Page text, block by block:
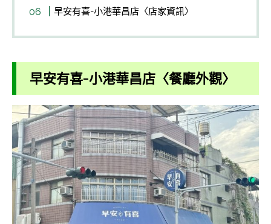
早安有喜-小港華昌店〈店家資訊〉
早安有喜-小港華昌店〈餐廳外觀〉